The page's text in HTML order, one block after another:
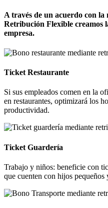
A través de un acuerdo con la
Retribución Flexible creamos
empresa.
Ticket Restaurante
Si sus empleados comen en la
en restaurantes, optimizará los
productividad.
Ticket Guardería
Trabajo y niños: beneficie con
que cuenten con hijos